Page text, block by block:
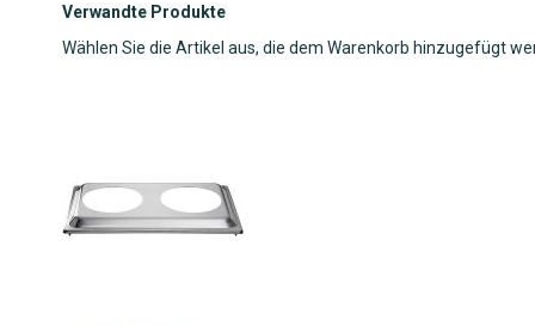
Verwandte Produkte
Wählen Sie die Artikel aus, die dem Warenkorb hinzugefügt